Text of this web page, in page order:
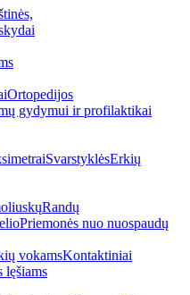
Ortopedijos
gydymui ir profilaktikai
SvarstyklėsErkių
Randų
Priemonės nuo nuospaudų
vokamsKontaktiniai
lęšiams